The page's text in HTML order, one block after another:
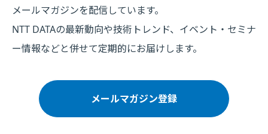
メールマガジンを配信しています。
NTT DATAの最新動向や技術トレンド、イベント・セミナ
ー情報などと併せて定期的にお届けします。
メールマガジン登録